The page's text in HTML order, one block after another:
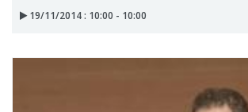
19/11/2014 : 10:00 - 10:00